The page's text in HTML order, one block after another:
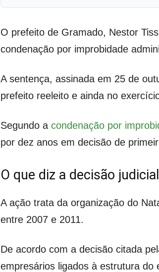
O prefeito de Gramado, Nestor
condenação por improbidade
A sentença, assinada em 25 de
prefeito reeleito e ainda no
Segundo a condenação por
por dez anos em decisão de
O que diz a decisão judicial
A ação trata da organização do
entre 2007 e 2011.
De acordo com a decisão citada
empresários ligados à estrutura do